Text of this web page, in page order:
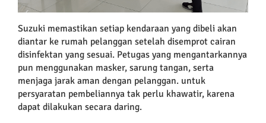
Suzuki memastikan setiap kendaraan yang dibeli akan
diantar ke rumah pelanggan setelah disemprot cairan
disinfektan yang sesuai. Petugas yang mengantarkannya
pun menggunakan masker, sarung tangan, serta
menjaga jarak aman dengan pelanggan. untuk
persyaratan pembeliannya tak perlu khawatir, karena
dapat dilakukan secara daring.